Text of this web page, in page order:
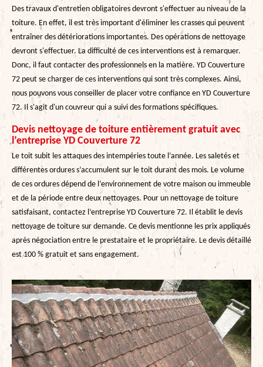
Des travaux d'entretien obligatoires devront s'effectuer au niveau de la
toiture. En effet, il est très important d'éliminer les crasses qui peuvent
entraîner des détériorations importantes. Des opérations de nettoyage
devront s'effectuer. La difficulté de ces interventions est à remarquer.
Donc, il faut contacter des professionnels en la matière. YD Couverture
72 peut se charger de ces interventions qui sont très complexes. Ainsi,
nous pouvons vous conseiller de placer votre confiance en YD Couverture
72. Il s'agit d'un couvreur qui a suivi des formations spécifiques.
Devis nettoyage de toiture entièrement gratuit avec
l’entreprise YD Couverture 72
Le toit subit les attaques des intempéries toute l’année. Les saletés et
différentes ordures s’accumulent sur le toit durant des mois. Le volume
de ces ordures dépend de l’environnement de votre maison ou immeuble
et de la période entre deux nettoyages. Pour un nettoyage de toiture
satisfaisant, contactez l’entreprise YD Couverture 72. Il établit le devis
nettoyage de toiture sur demande. Ce devis mentionne les prix appliqués
après négociation entre le prestataire et le propriétaire. Le devis détaillé
est 100 % gratuit et sans engagement.